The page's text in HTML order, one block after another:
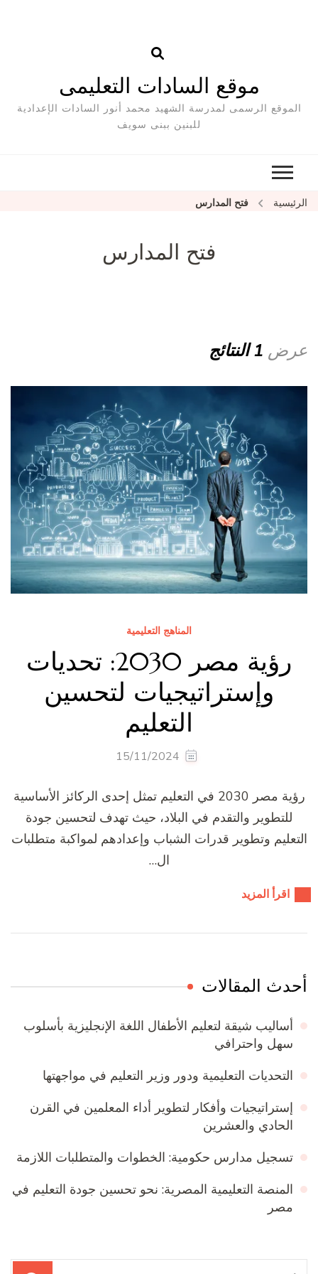
موقع السادات التعليمى
الموقع الرسمى لمدرسة الشهيد محمد أنور السادات الإعدادية
للبنين ببنى سويف
الرئيسية فتح المدارس
فتح المدارس
عرض 1 النتائج
المناهج التعليمية
رؤية مصر 2030: تحديات
وإستراتيجيات لتحسين
التعليم
15/11/2024
رؤية مصر 2030 في التعليم تمثل إحدى الركائز الأساسية
للتطوير والتقدم في البلاد، حيث تهدف لتحسين جودة
التعليم وتطوير قدرات الشباب وإعدادهم لمواكبة متطلبات
ال…
اقرأ المزيد
أحدث المقالات
أساليب شيقة لتعليم الأطفال اللغة الإنجليزية بأسلوب
سهل واحترافي
التحديات التعليمية ودور وزير التعليم في مواجهتها
إستراتيجيات وأفكار لتطوير أداء المعلمين في القرن
الحادي والعشرين
تسجيل مدارس حكومية: الخطوات والمتطلبات اللازمة
المنصة التعليمية المصرية: نحو تحسين جودة التعليم في
مصر
البحث